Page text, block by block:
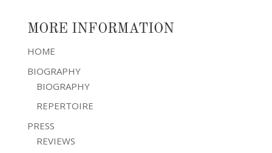
MORE INFORMATION
HOME
BIOGRAPHY
BIOGRAPHY
REPERTOIRE
PRESS
REVIEWS